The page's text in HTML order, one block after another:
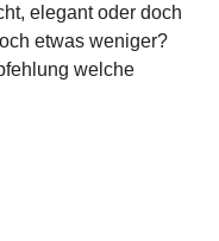
elegant oder doch
etwas weniger?
welche